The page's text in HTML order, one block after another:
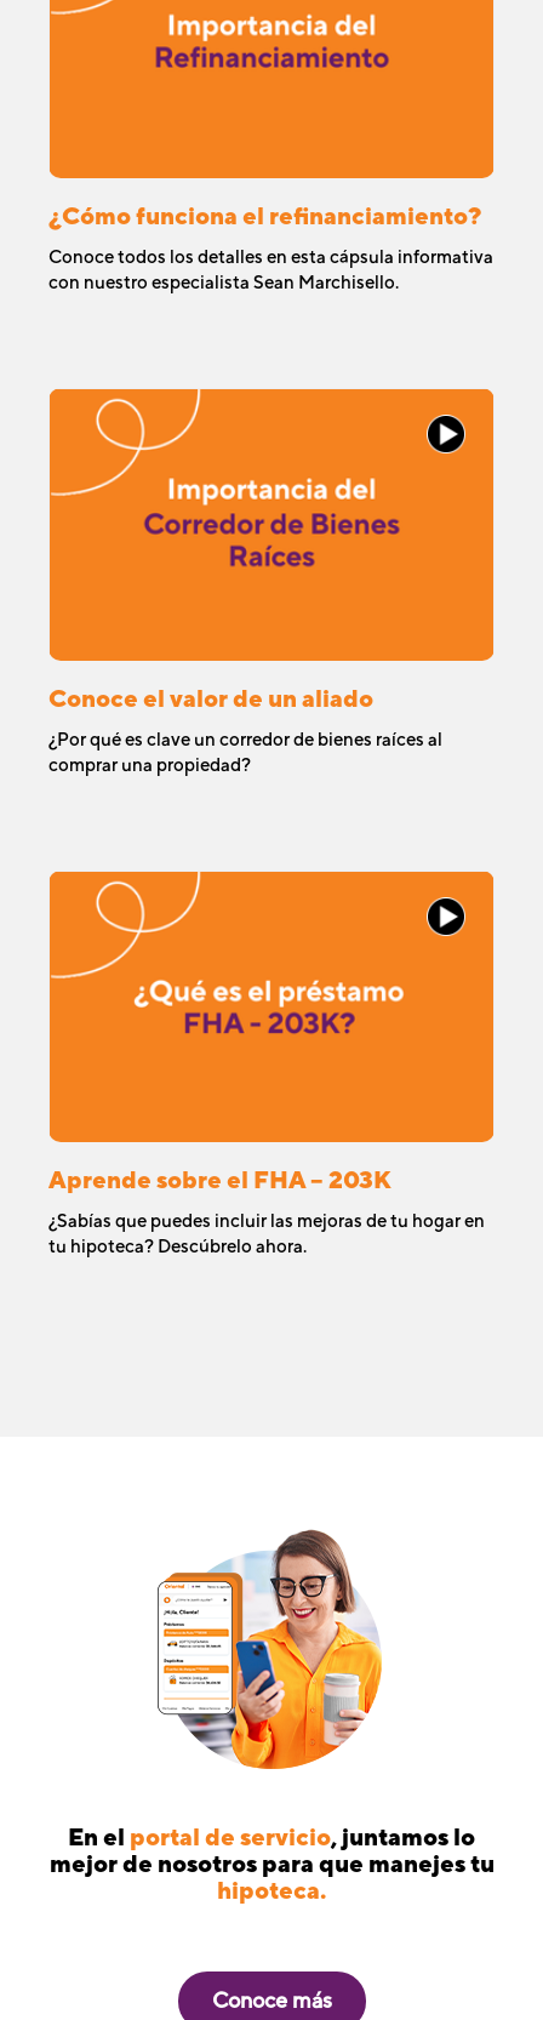
¿Cómo funciona el refinanciamiento?
Conoce todos los detalles en esta cápsula informativa
con nuestro especialista Sean Marchisello.
Conoce el valor de un aliado​
¿Por qué es clave un corredor de bienes raíces al
comprar una propiedad?
Aprende sobre el FHA – 203K​
¿Sabías que puedes incluir las mejoras de tu hogar en
tu hipoteca? Descúbrelo ahora.
En el portal de servicio, juntamos lo
mejor de nosotros para que manejes tu
hipoteca.
Conoce más